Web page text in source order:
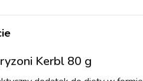
Kerbl 80 g